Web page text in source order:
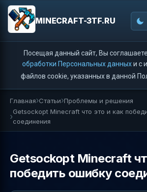
MINECRAFT-3TF.RU
Посещая данный сайт, Вы
обработки Персональных данныхи с
файлов cookie, указанных в данной
Главная Статьи Проблемы и решения
Getsockopt Minecraft что это и как
соединения
Getsockopt Minecraft
победить ошибку